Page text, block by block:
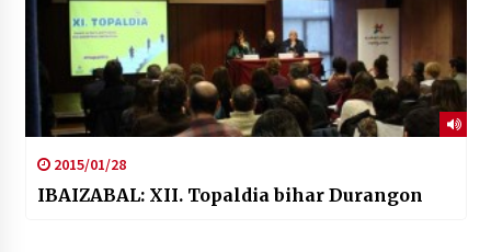
2015/01/28
IBAIZABAL: XII. Topaldia bihar Durangon